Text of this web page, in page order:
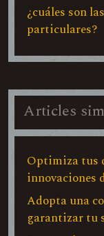
¿cuáles son
particulares?
Articles
Optimiza tus
innovaciones
Adopta una
garantizar tu